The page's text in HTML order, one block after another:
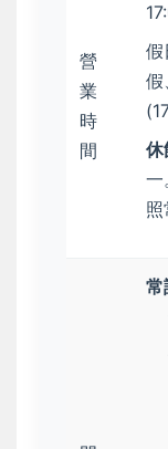
營
業
時
間
假
假
休
一
照
常